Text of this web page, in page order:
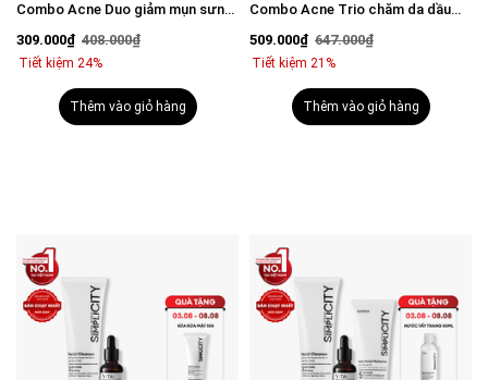
Combo Acne Duo giảm mụn sưng
Calm 30ml
309.000₫ 408.000₫
Tiết kiệm 24%
Thêm vào giỏ hàng
Combo Acne Trio chăm da dầu
Calm 30ml, Kem dưỡng ẩm 80g
509.000₫ 647.000₫
Tiết kiệm 21%
Thêm vào giỏ hàng